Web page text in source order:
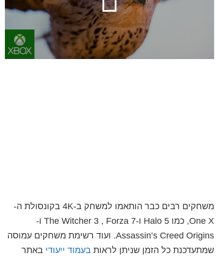
משחקים רבים כבר הותאמו למשחק ב-4K בקונסולת ה-
One X, כמו Halo 5 ו-The Witcher 3 , Forza 7 ו-
Assassin’s Creed Origins. ועוד רשימת משחקים עמוסה
שמתעדכנת כל הזמן שניתן לראות בעמוד ייעודי באתר